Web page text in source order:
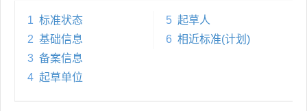
1 标准状态
2 基础信息
3 备案信息
4 起草单位
5 起草人
6 相近标准(计划)